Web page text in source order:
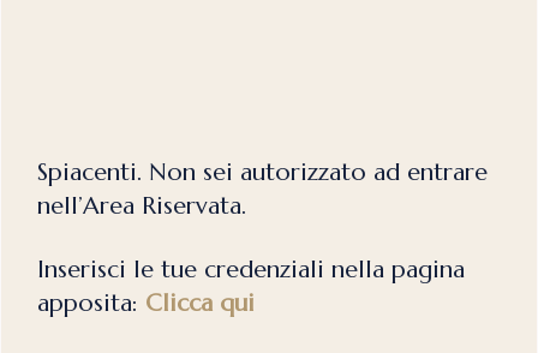
Spiacenti. Non sei autorizzato ad entrare
nell’Area Riservata.
Inserisci le tue credenziali nella pagina
apposita: Clicca qui